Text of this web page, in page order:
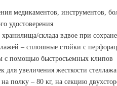
медикаментов, инструментов,
удостоверения
хранилища/склада вдвое при
– сплошные стойки с
с помощью быстросъемных клипов
для увеличения жесткости стеллажа
на полку – 80 кг, на секцию